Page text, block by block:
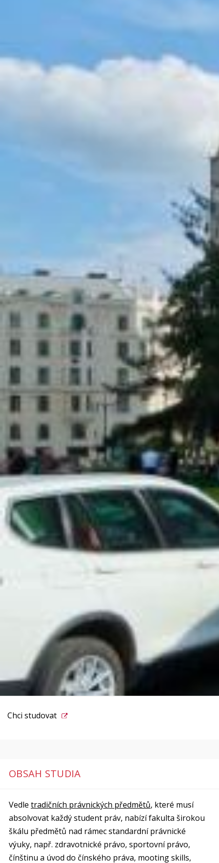
Chci studovat
OBSAH STUDIA
Vedle tradičních právnických předmětů, které musí
absolvovat každý student práv, nabízí fakulta širokou
škálu předmětů nad rámec standardní právnické
výuky, např. zdravotnické právo, sportovní právo,
čínštinu a úvod do čínského práva, mooting skills,